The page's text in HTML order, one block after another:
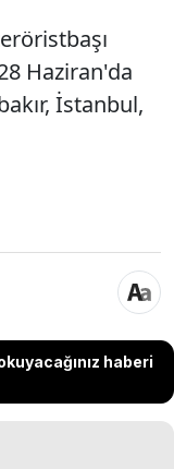
Haziran'da
İstanbul,
haberi